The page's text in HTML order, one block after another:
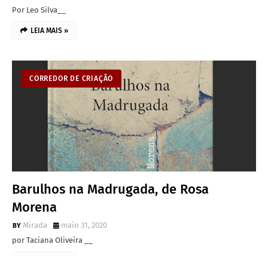
Por Leo Silva__
LEIA MAIS »
CORREDOR DE CRIAÇÃO
Barulhos na Madrugada, de Rosa
Morena
Mirada
maio 31, 2020
por Taciana Oliveira __